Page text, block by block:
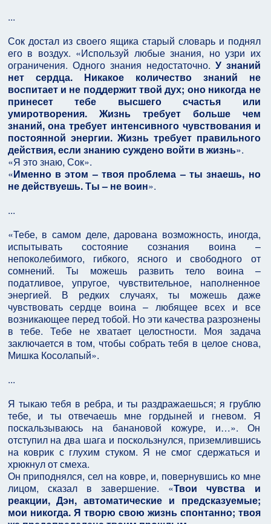
...
Сок достал из своего ящика старый словарь и поднял
его в воздух. «Используй любые знания, но узри их
ограничения. Одного знания недостаточно. У знаний
нет сердца. Никакое количество знаний не
воспитает и не поддержит твой дух; оно никогда не
принесет тебе высшего счастья или
умиротворения. Жизнь требует больше чем
знаний, она требует интенсивного чувствования и
постоянной энергии. Жизнь требует правильного
действия, если знанию суждено войти в жизнь».
«Я это знаю, Сок».
«Именно в этом – твоя проблема – ты знаешь, но
не действуешь. Ты – не воин».
...
«Тебе, в самом деле, дарована возможность, иногда,
испытывать состояние сознания воина –
непоколебимого, гибкого, ясного и свободного от
сомнений. Ты можешь развить тело воина –
податливое, упругое, чувствительное, наполненное
энергией. В редких случаях, ты можешь даже
чувствовать сердце воина – любящее всех и все
возникающее перед тобой. Но эти качества разрознены
в тебе. Тебе не хватает целостности. Моя задача
заключается в том, чтобы собрать тебя в целое снова,
Мишка Косолапый».
...
Я тыкаю тебя в ребра, и ты раздражаешься; я грублю
тебе, и ты отвечаешь мне гордыней и гневом. Я
поскальзываюсь на банановой кожуре, и…». Он
отступил на два шага и поскользнулся, приземлившись
на коврик с глухим стуком. Я не смог сдержаться и
хрюкнул от смеха.
Он приподнялся, сел на ковре, и, повернувшись ко мне
лицом, сказал в завершение. «Твои чувства и
реакции, Дэн, автоматические и предсказуемые;
мои никогда. Я творю свою жизнь спонтанно; твоя